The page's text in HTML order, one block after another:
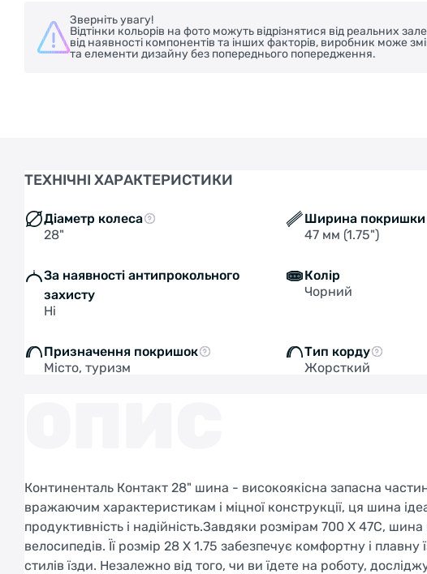
Зверніть увагу!
Відтінки кольорів на фото можуть відрізнятися від реальних
від наявності компонентів та інших факторів, виробник може
та елементи дизайну без попереднього попередження.
ТЕХНІЧНІ ХАРАКТЕРИСТИКИ
Діаметр колеса
28"
Ширина покришки
47 мм (1.75")
За наявності антипрокольного
захисту
Ні
Колір
Чорний
Призначення покришок
Місто, туризм
Тип корду
Жорсткий
Континенталь Контакт 28" шина - високоякісна запасна
вражаючим характеристикам і міцної конструкції, ця шина
продуктивність і надійність.Завдяки розмірам 700 X 47C,
велосипедів. Її розмір 28 X 1.75 забезпечує комфортну і
стилів їзди. Незалежно від того, чи ви їдете на роботу,